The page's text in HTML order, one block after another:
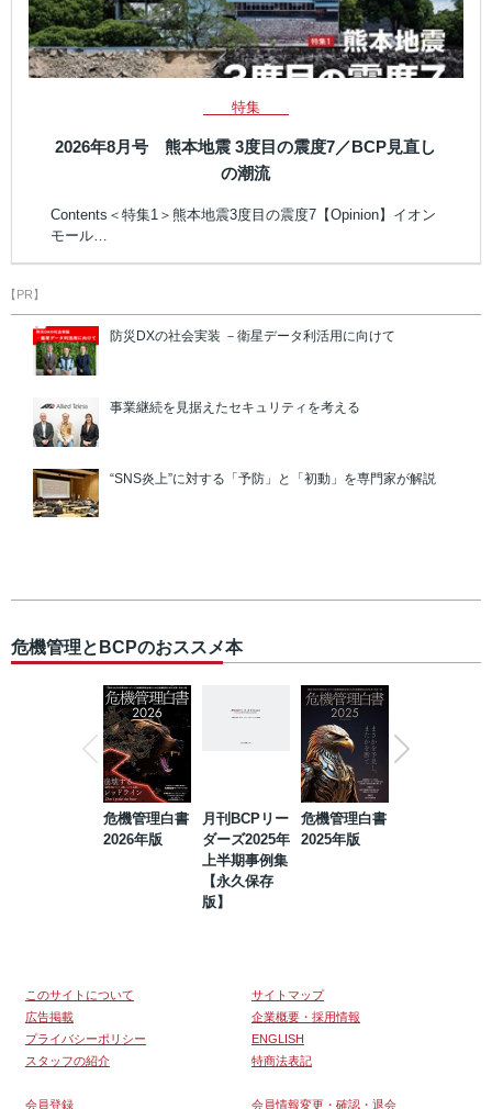
特集
2026年8月号 熊本地震 3度目の震度7／BCP見直し
の潮流
Contents＜特集1＞熊本地震3度目の震度7【Opinion】イオン
モール…
【PR】
防災DXの社会実装 －衛星データ利活用に向けて
事業継続を見据えたセキュリティを考える
“SNS炎上”に対する「予防」と「初動」を専門家が解説
危機管理とBCPのおススメ本
危機管理白書
2026年版
月刊BCPリー
ダーズ2025年
上半期事例集
【永久保存
版】
危機管理白書
2025年版
このサイトについて
サイトマップ
広告掲載
企業概要・採用情報
プライバシーポリシー
ENGLISH
スタッフの紹介
特商法表記
会員登録 会員情報変更・確認・退会